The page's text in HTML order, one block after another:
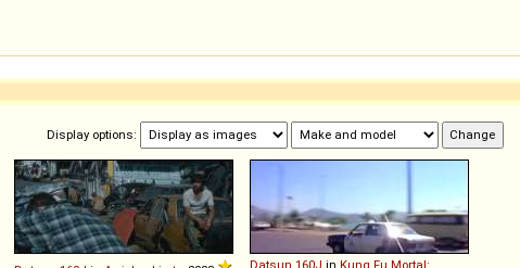
Display options:
Datsun 160J in Kung Fu Mortal: